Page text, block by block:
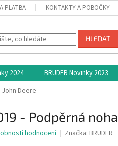
PLATBA KONTAKTY A POBOČKY
HLEDAT
2024 BRUDER Novinky 2023
Deere
- Podpěrná
hodnocení Značka: BRUDER